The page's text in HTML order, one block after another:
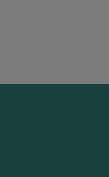
Internet